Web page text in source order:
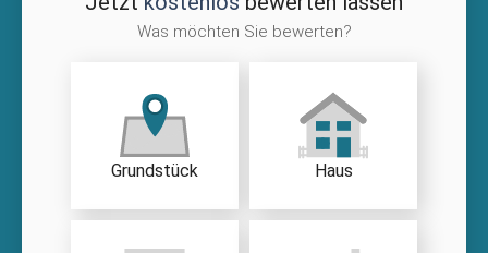
Was möchten Sie bewerten?
Grundstück Haus